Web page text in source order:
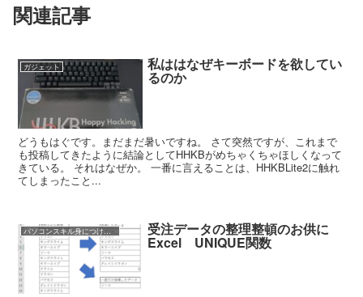
関連記事
ガジェット 私ははなぜキーボードを欲してい
るのか
どうもはぐです。まだまだ暑いですね。 さて突然ですが、これまで
も投稿してきたように結論としてHHKBがめちゃくちゃほしくなって
きている。 それはなぜか。 一番に言えることは、HHKBLite2に触れ
てしまったこと...
パソコンスキル身につけましょ！ 受注データの整理整頓のお供に
Excel UNIQUE関数